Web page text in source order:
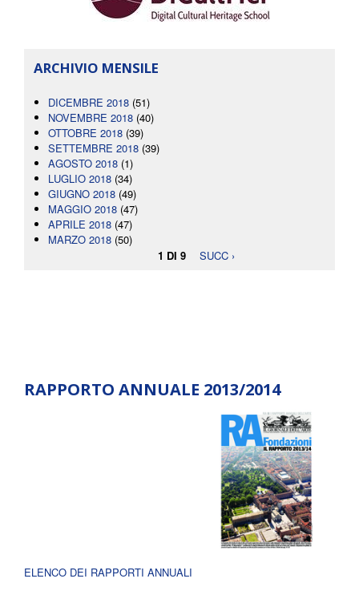
ARCHIVIO MENSILE
DICEMBRE 2018 (51)
NOVEMBRE 2018 (40)
OTTOBRE 2018 (39)
SETTEMBRE 2018 (39)
AGOSTO 2018 (1)
LUGLIO 2018 (34)
GIUGNO 2018 (49)
MAGGIO 2018 (47)
APRILE 2018 (47)
MARZO 2018 (50)
1 DI 9
SUCC ›
RAPPORTO ANNUALE 2013/2014
ELENCO DEI RAPPORTI ANNUALI